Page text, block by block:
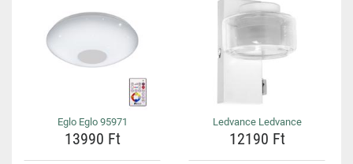
Eglo Eglo 95971
13990 Ft
Ledvance Ledvance
12190 Ft